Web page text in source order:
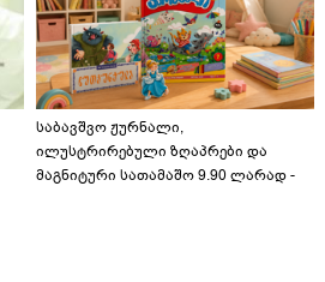
საბავშვო ჟურნალი,
ილუსტრირებული ზღაპრები და
მაგნიტური სათამაშო 9.90 ლარად -